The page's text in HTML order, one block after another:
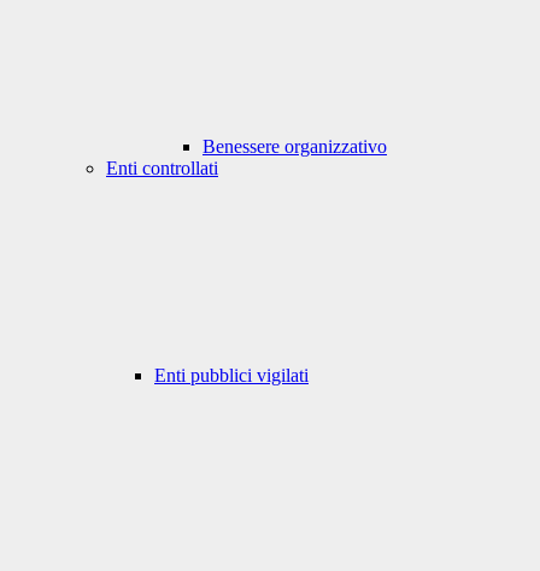
Benessere organizzativo
Enti controllati
Enti pubblici vigilati